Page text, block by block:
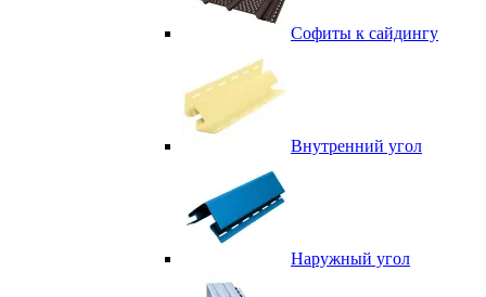
Софиты к сайдингу
Внутренний угол
Наружный угол